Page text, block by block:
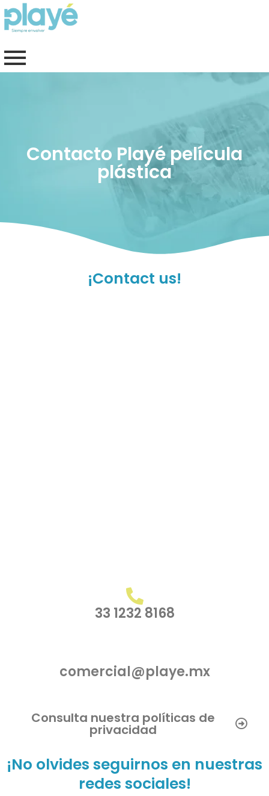
Skip
to
content
Contacto Playé película
plástica
¡Contact us!
33 1232 8168
comercial@playe.mx
Consulta nuestra políticas de
privacidad
¡No olvides seguirnos en nuestras
redes sociales!